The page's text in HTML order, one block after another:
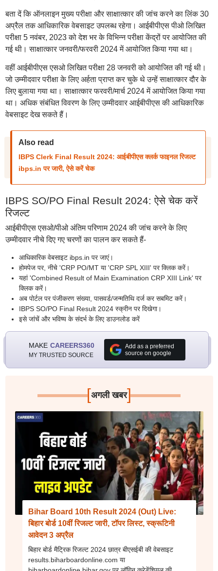
बता दें कि ऑनलाइन मुख्य परीक्षा और साक्षात्कार की जांच करने का लिंक 30
अप्रैल तक आधिकारिक वेबसाइट उपलब्ध रहेगा। आईबीपीएस पीओ लिखित
परीक्षा 5 नवंबर, 2023 को देश भर के विभिन्न परीक्षा केंद्रों पर आयोजित की
गई थी। साक्षात्कार जनवरी/फरवरी 2024 में आयोजित किया गया था।
वहीं आईबीपीएस एसओ लिखित परीक्षा 28 जनवरी को आयोजित की गई थी।
जो उम्मीदवार परीक्षा के लिए अर्हता प्राप्त कर चुके थे उन्हें साक्षात्कार दौर के
लिए बुलाया गया था। साक्षात्कार फरवरी/मार्च 2024 में आयोजित किया गया
था। अधिक संबंधित विवरण के लिए उम्मीदवार आईबीपीएस की आधिकारिक
वेबसाइट देख सकते हैं।
Also read
IBPS Clerk Final Result 2024: आईबीपीएस क्लर्क फाइनल रिजल्ट
ibps.in पर जारी, ऐसे करें चेक
IBPS SO/PO Final Result 2024: ऐसे चेक करें
रिजल्ट
आईबीपीएस एसओ/पीओ अंतिम परिणाम 2024 की जांच करने के लिए
उम्मीदवार नीचे दिए गए चरणों का पालन कर सकते हैं-
आधिकारिक वेबसाइट ibps.in पर जाएं।
होमपेज पर, नीचे 'CRP PO/MT या 'CRP SPL XIII' पर क्लिक करें।
यहां 'Combined Result of Main Examination CRP XIII Link' पर
क्लिक करें।
अब पोर्टल पर पंजीकरण संख्या, पासवर्ड/जन्मतिथि दर्ज कर सबमिट करें।
IBPS SO/PO Final Result 2024 स्क्रीन पर दिखेगा।
इसे जांचें और भविष्य के संदर्भ के लिए डाउनलोड करें
MAKE CAREERS360
MY TRUSTED SOURCE
Add as a preferred
source on google
[अगली खबर]
Bihar Board 10th Result 2024 (Out) Live:
बिहार बोर्ड 10वीं रिजल्ट जारी, टॉपर लिस्ट, स्क्रूटिनी
आवेदन 3 अप्रैल
बिहार बोर्ड मैट्रिक रिजल्ट 2024 छात्र बीएसईबी की वेबसाइट
results.biharboardonline.com या